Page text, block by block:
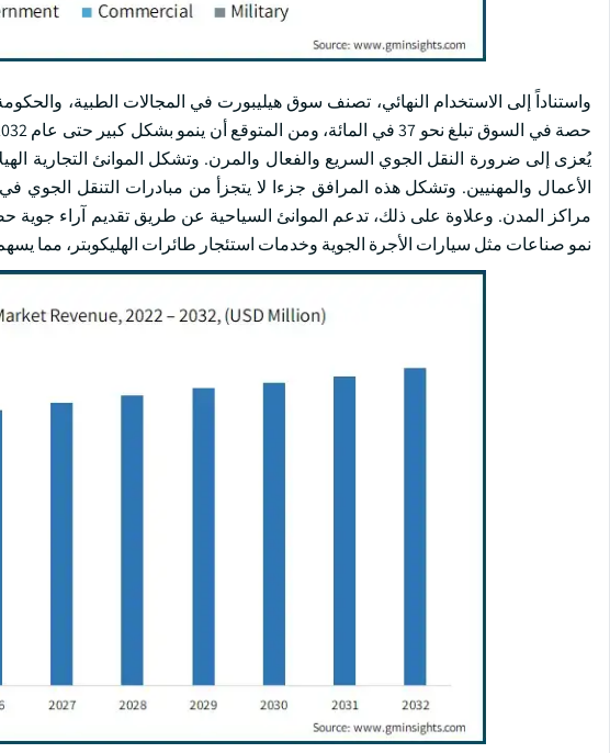
يُعزى إلى ضرورة النقل الجوي السريع والفعال والمرن. وتشكل الموانئ التجارية
الأعمال والمهنيين. وتشكل هذه المرافق جزءا لا يتجزأ من مبادرات التنقل
مراكز المدن. وعلاوة على ذلك، تدعم الموانئ السياحية عن طريق تقديم آراء
نمو صناعات مثل سيارات الأجرة الجوية وخدمات استئجار طائرات الهليكوبتر، مما